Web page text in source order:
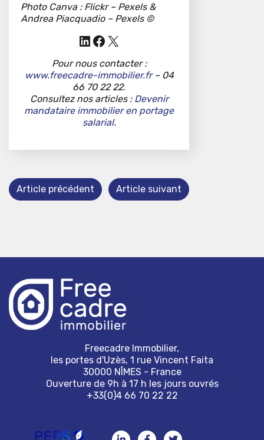
Photo Canva : Flickr – Pexels &
Andrea Piacquadio – Pexels ©
LinkedIn
Facebook
X
Pour nous contacter :
www.freecadre-immobilier.fr– 04
66 70 22 22.
Consultez nos articles : Devenir
mandataire immobilier en portage
salarial.
Article précédent Article suivant
Freecadre Immobilier,
les portes d'Uzès, 1 rue Vincent Faita
30000 NÎMES - France
Ouverture de 9h à 17 h les jours ouvrés
+33(0)4 66 70 22 22